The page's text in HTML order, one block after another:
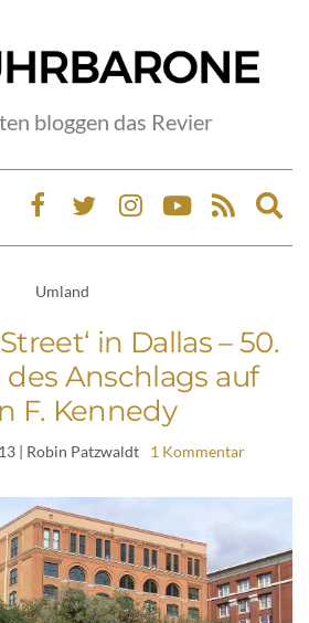
bloggen das Revier
Umland
in Dallas – 50.
Anschlags auf
F. Kennedy
| Robin Patzwaldt 1 Kommentar